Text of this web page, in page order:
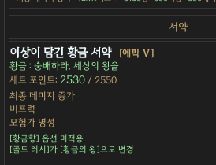
서약
이상이 담긴 황금 서약
[에픽 Ⅴ]
황금 : 숭배하라, 세상의 왕을
세트 포인트: 2530 / 2550
최종 데미지 증가
버프력
모험가 명성
[황금향] 옵션 미적용
[골드 러시]가 [황금의 왕]으로 변경